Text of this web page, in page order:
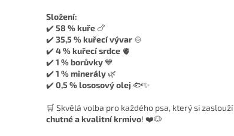
Složení:
✔️58 % kuře🍗
✔️35,5 % kuřecí vývar🍲
✔️4 % kuřecí srdce🫀
✔️1 % borůvky💙
✔️1 % minerály🌿
✔️0,5 % lososový olej 🐟✨
🛒 Skvělá volba pro každého psa, který si zaslouží
chutné a kvalitní krmivo! ❤️🐶